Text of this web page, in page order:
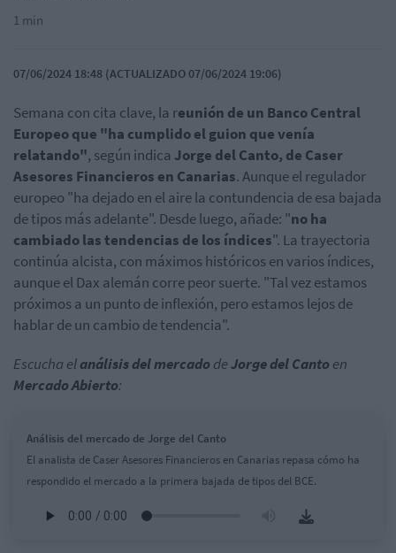
1 min
07/06/2024 18:48 (ACTUALIZADO 07/06/2024 19:06)
Semana con cita clave, la reunión de un Banco Central
Europeo que "ha cumplido el guion que venía
relatando", según indica Jorge del Canto, de Caser
Asesores Financieros en Canarias. Aunque el regulador
europeo "ha dejado en el aire la contundencia de esa bajada
de tipos más adelante". Desde luego, añade: "no ha
cambiado las tendencias de los índices". La trayectoria
continúa alcista, con máximos históricos en varios índices,
aunque el Dax alemán corre peor suerte. "Tal vez estamos
próximos a un punto de inflexión, pero estamos lejos de
hablar de un cambio de tendencia".
Escucha elanálisis del mercado deJorge del Canto en
Mercado Abierto:
Análisis del mercado de Jorge del Canto
El analista de Caser Asesores Financieros en Canarias repasa cómo ha
respondido el mercado a la primera bajada de tipos del BCE.